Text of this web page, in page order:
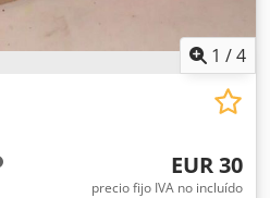
1 /4
EUR 30
precio fijo IVA no incluído